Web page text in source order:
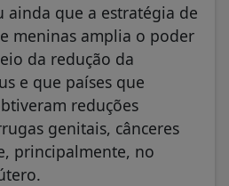
ainda que a estratégia de
meninas amplia o poder
da redução da
e que países que
reduções
genitais, cânceres
principalmente, no